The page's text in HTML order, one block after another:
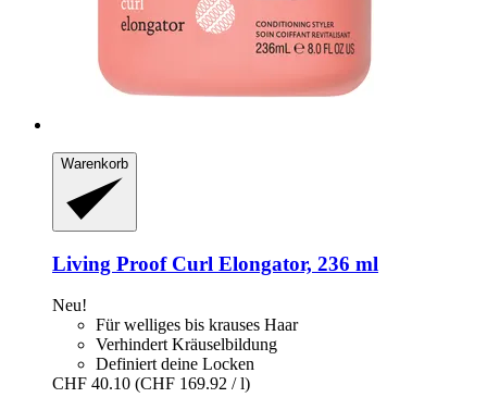
Warenkorb
Living ProofCurl Elongator, 236 ml
Neu!
Für welliges bis krauses Haar
Verhindert Kräuselbildung
Definiert deine Locken
CHF 40.10 (CHF 169.92 / l)